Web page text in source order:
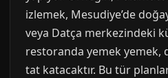
izlemek, Mesudiye’de
veya Datça merkezindeki
restoranda yemek yemek,
tat katacaktır. Bu tür